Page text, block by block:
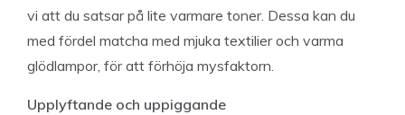
vi att du satsar på lite varmare toner. Dessa kan du
med fördel matcha med mjuka textilier och varma
glödlampor, för att förhöja mysfaktorn.
Upplyftande och uppiggande